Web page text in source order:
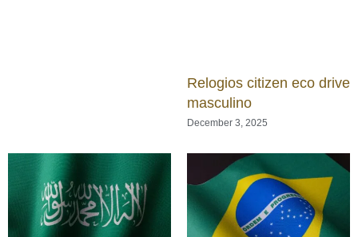
Relogios citizen eco drive
masculino
December 3, 2025